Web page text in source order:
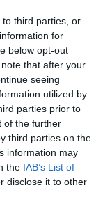
third parties, or
for
below opt-out
that after your
seeing
utilized by
parties prior to
of the further
third parties on the
information may
the IAB’s List of
disclose it to other